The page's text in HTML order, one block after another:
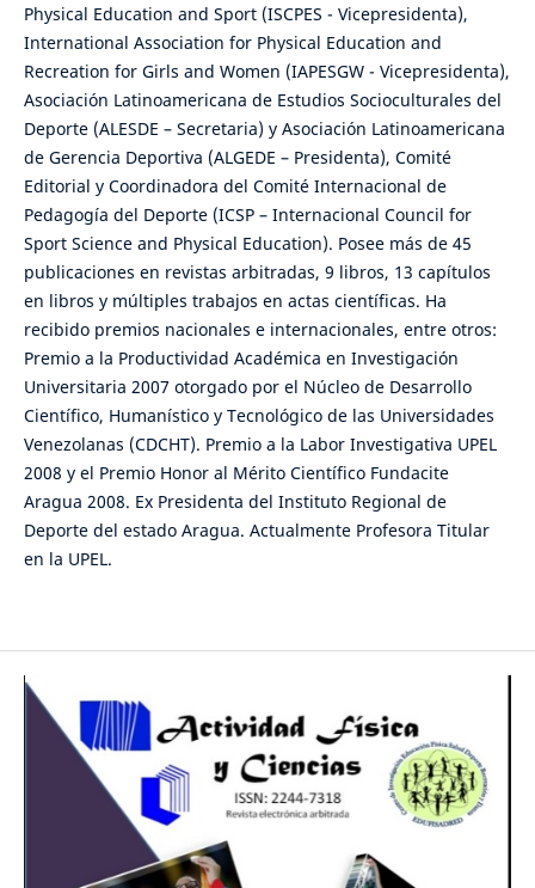
Physical Education and Sport (ISCPES - Vicepresidenta),
International Association for Physical Education and
Recreation for Girls and Women (IAPESGW - Vicepresidenta),
Asociación Latinoamericana de Estudios Socioculturales del
Deporte (ALESDE – Secretaria) y Asociación Latinoamericana
de Gerencia Deportiva (ALGEDE – Presidenta), Comité
Editorial y Coordinadora del Comité Internacional de
Pedagogía del Deporte (ICSP – Internacional Council for
Sport Science and Physical Education). Posee más de 45
publicaciones en revistas arbitradas, 9 libros, 13 capítulos
en libros y múltiples trabajos en actas científicas. Ha
recibido premios nacionales e internacionales, entre otros:
Premio a la Productividad Académica en Investigación
Universitaria 2007 otorgado por el Núcleo de Desarrollo
Científico, Humanístico y Tecnológico de las Universidades
Venezolanas (CDCHT). Premio a la Labor Investigativa UPEL
2008 y el Premio Honor al Mérito Científico Fundacite
Aragua 2008. Ex Presidenta del Instituto Regional de
Deporte del estado Aragua. Actualmente Profesora Titular
en la UPEL.